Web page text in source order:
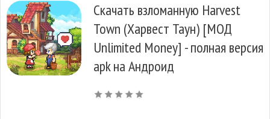
Скачать взломанную Harvest
Town (Харвест Таун) [МОД
Unlimited Money] - полная версия
apk на Андроид